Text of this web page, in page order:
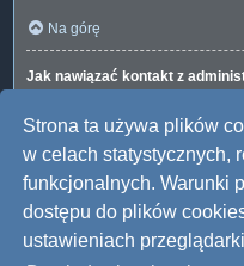
Strona ta używa plików
w celach statystycznych,
funkcjonalnych. Warunki
dostępu do plików
ustawieniach
Na górę
Jak nawiązać kontakt z
Wszyscy użytkownicy witryny
przez administratora witryny –
witryny mogą także używać
Na górę